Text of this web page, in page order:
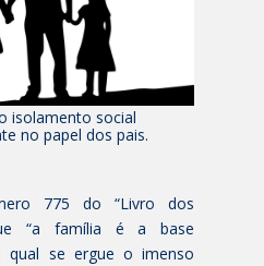
isolamento social
no papel dos pais.
775 do “Livro dos
“a família é a base
qual se ergue o imenso